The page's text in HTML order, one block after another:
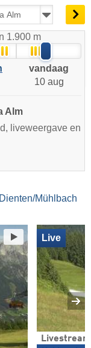
vandaag
10 aug
Alm
liveweergave en
Mühlbach
Livestream
Live